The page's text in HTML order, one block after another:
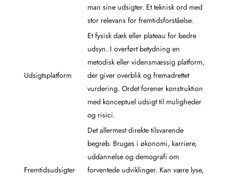
man sine udsigter. Et teknisk ord med
stor relevans for fremtidsforståelse.
Udsigtsplatform
Et fysisk dæk eller plateau for bedre
udsyn. I overført betydning en
metodisk eller vidensmæssig platform,
der giver overblik og fremadrettet
vurdering. Ordet forener konstruktion
med konceptuel udsigt til muligheder
og risici.
Fremtidsudsigter
Det allermest direkte tilsvarende
begreb. Bruges i økonomi, karriere,
uddannelse og demografi om
forventede udviklinger. Kan være lyse,